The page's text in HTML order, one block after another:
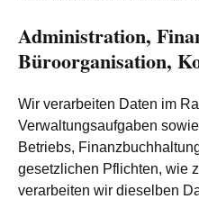
Administration,
Büroorganisation,
Wir verarbeiten Daten im
Verwaltungsaufgaben
Betriebs,
gesetzlichen Pflichten, wie
verarbeiten wir dieselben